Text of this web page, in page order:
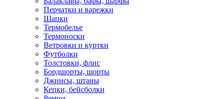
Перчатки и варежки
Шапки
Термобелье
Термоноски
Ветровки и куртки
Футболки
Толстовки, флис
Бордшорты, шорты
Джинсы, штаны
Кепки, бейсболки